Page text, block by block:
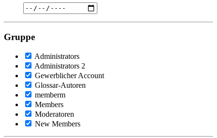
Gruppe
Administrators
Administrators 2
Gewerblicher Account
Glossar-Autoren
memberm
Members
Moderatoren
New Members